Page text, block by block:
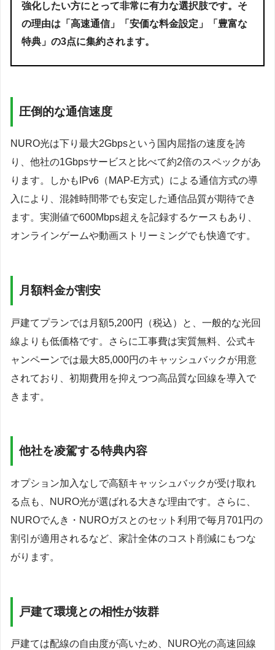
強化したい方にとって非常に有力な選択肢です。そ
の理由は「高速通信」「安価な料金設定」「豊富な
特典」の3点に集約されます。
圧倒的な通信速度
NURO光は下り最大2Gbpsという国内屈指の速度を誇
り、他社の1Gbpsサービスと比べて約2倍のスペックがあ
ります。しかもIPv6（MAP-E方式）による通信方式の導
入により、混雑時間帯でも安定した通信品質が期待でき
ます。実測値で600Mbps超えを記録するケースもあり、
オンラインゲームや動画ストリーミングでも快適です。
月額料金が割安
戸建てプランでは月額5,200円（税込）と、一般的な光回
線よりも低価格です。さらに工事費は実質無料、公式キ
ャンペーンでは最大85,000円のキャッシュバックが用意
されており、初期費用を抑えつつ高品質な回線を導入で
きます。
他社を凌駕する特典内容
オプション加入なしで高額キャッシュバックが受け取れ
る点も、NURO光が選ばれる大きな理由です。さらに、
NUROでんき・NUROガスとのセット利用で毎月701円の
割引が適用されるなど、家計全体のコスト削減にもつな
がります。
戸建て環境との相性が抜群
戸建ては配線の自由度が高いため、NURO光の高速回線